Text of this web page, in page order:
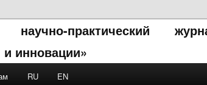
научно-практический
инновации»
RU EN